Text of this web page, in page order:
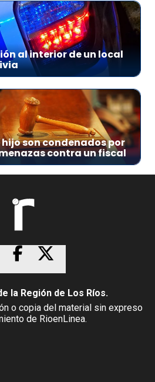
al interior de un local
son condenados por
contra un fiscal
la Región de Los Ríos.
o copia del material sin expreso
de RioenLinea.